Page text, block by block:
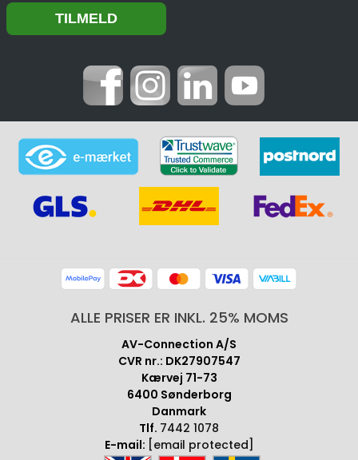
ALLE PRISER ER INKL. 25% MOMS
AV-Connection A/S
CVR nr.: DK27907547
Kærvej 71-73
6400 Sønderborg
Danmark
Tlf. 7442 1078
E-mail: [email protected]